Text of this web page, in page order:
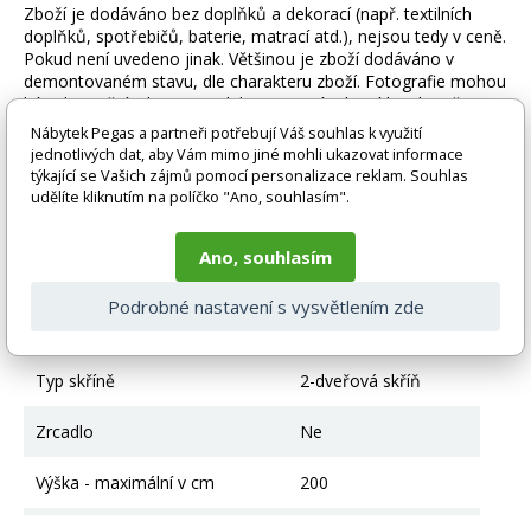
Zboží je dodáváno bez doplňků a dekorací (např. textilních
doplňků, spotřebičů, baterie, matrací atd.), nejsou tedy v ceně.
Pokud není uvedeno jinak. Většinou je zboží dodáváno v
demontovaném stavu, dle charakteru zboží. Fotografie mohou
být i ilustrační a barva produktu nemusí odpovídat skutečnosti
vlivem nastavení monitoru a převodem do el. podoby. V
případě nejasností kontaktujte naše klientské centrum
pegas@nabytek-pegas.cz či volejte 777244446.
Lamino
Typ skříně 2-dveřová skříň
Zrcadlo Ne
Výška - maximální v cm 200
Nábytek Pegas a partneři potřebují Váš souhlas k využití
jednotlivých dat, aby Vám mimo jiné mohli ukazovat informace
týkající se Vašich zájmů pomocí personalizace reklam. Souhlas
udělíte kliknutím na políčko "Ano, souhlasím".
Ano, souhlasím
Podrobné nastavení s vysvětlením zde